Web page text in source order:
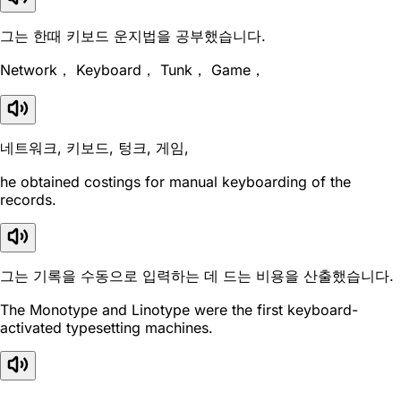
그는 한때 키보드 운지법을 공부했습니다.
Network， Keyboard， Tunk， Game，
네트워크, 키보드, 텅크, 게임,
he obtained costings for manual keyboarding of the
records.
그는 기록을 수동으로 입력하는 데 드는 비용을 산출했습니다.
The Monotype and Linotype were the first keyboard-
activated typesetting machines.